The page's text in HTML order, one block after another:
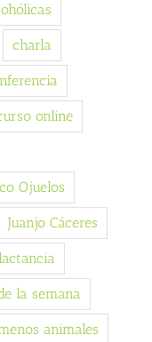
charla
online
Ojuelos
Juanjo Cáceres
lactancia
la semana
animales